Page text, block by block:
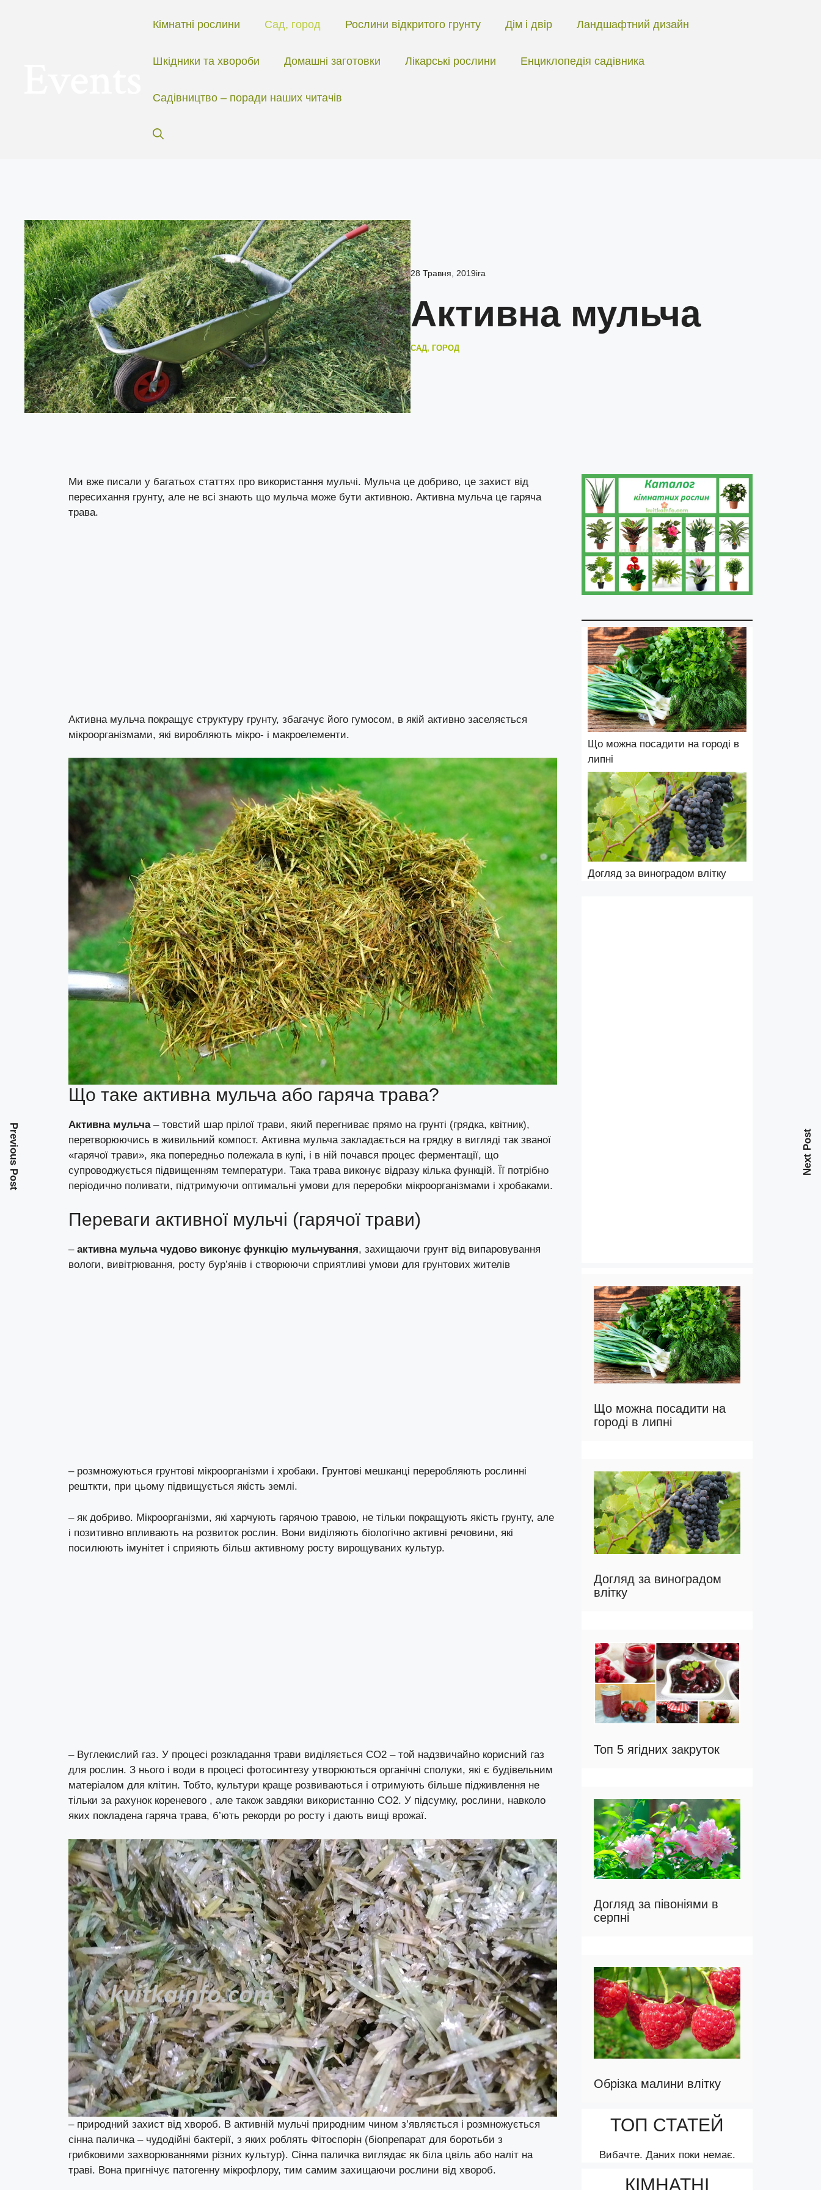
Кімнатні рослини Сад, город Рослини відкритого грунту Дім і двір Ландшафтний дизайн
Шкідники та хвороби Домашні заготовки Лікарські рослини Енциклопедія садівника
Садівництво – поради наших читачів
28 Травня, 2019ira
Активна мульча
САД, ГОРОД
Ми вже писали у багатьох статтях про використання мульчі. Мульча це добриво, це захист від
пересихання грунту, але не всі знають що мульча може бути активною. Активна мульча це гаряча
трава.
Активна мульча покращує структуру грунту, збагачує його гумосом, в якій активно заселяється
мікроорганізмами, які виробляють мікро- і макроелементи.
Що таке активна мульча або гаряча трава?
Активна мульча– товстий шар прілої трави, який перегниває прямо на грунті (грядка, квітник),
перетворюючись в живильний компост. Активна мульча закладається на грядку в вигляді так званої
«гарячої трави», яка попередньо полежала в купі, і в ній почався процес ферментації, що
супроводжується підвищенням температури. Така трава виконує відразу кілька функцій. Її потрібно
періодично поливати, підтримуючи оптимальні умови для переробки мікроорганізмами і хробаками.
Переваги активної мульчі (гарячої трави)
– активна мульча чудово виконує функцію мульчування, захищаючи грунт від випаровування
вологи, вивітрювання, росту бур’янів і створюючи сприятливі умови для грунтових жителів
– розмножуються грунтові мікроорганізми і хробаки. Грунтові мешканці переробляють рослинні
решткти, при цьому підвищується якість землі.
– як добриво. Мікроорганізми, які харчують гарячою травою, не тільки покращують якість грунту, але
і позитивно впливають на розвиток рослин. Вони виділяють біологічно активні речовини, які
посилюють імунітет і сприяють більш активному росту вирощуваних культур.
– Вуглекислий газ. У процесі розкладання трави виділяється СО2 – той надзвичайно корисний газ
для рослин. З нього і води в процесі фотосинтезу утворюються органічні сполуки, які є будівельним
матеріалом для клітин. Тобто, культури краще розвиваються і отримують більше підживлення не
тільки за рахунок кореневого , але також завдяки використанню СО2. У підсумку, рослини, навколо
яких покладена гаряча трава, б’ють рекорди ро росту і дають вищі врожаї.
– природний захист від хвороб. В активній мульчі природним чином з’являється і розмножується
сінна паличка – чудодійні бактерії, з яких роблять Фітоспорін (біопрепарат для боротьби з
грибковими захворюваннями різних культур). Сінна паличка виглядає як біла цвіль або наліт на
траві. Вона пригнічує патогенну мікрофлору, тим самим захищаючи рослини від хвороб.
Previous Post Next Post
Що можна посадити на городі в
липні
Догляд за виноградом влітку
Що можна посадити на
городі в липні
Догляд за виноградом
влітку
Топ 5 ягідних закруток
Догляд за півоніями в
серпні
Обрізка малини влітку
ТОП СТАТЕЙ
Вибачте. Даних поки немає.
КІМНАТНІ